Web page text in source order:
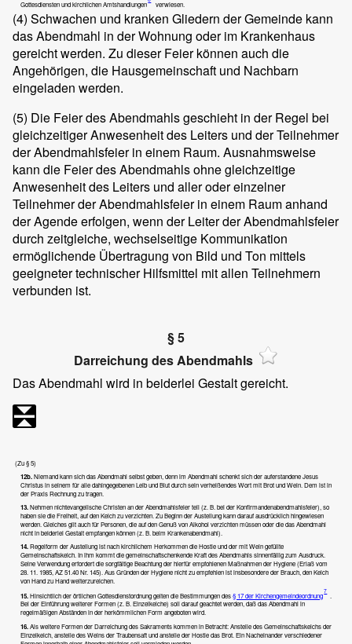
Gottesdiensten und kirchlichen Amtshandlungen verwiesen.
(4) Schwachen und kranken Gliedern der Gemeinde kann
das Abendmahl in der Wohnung oder im Krankenhaus
gereicht werden. Zu dieser Feier können auch die
Angehörigen, die Hausgemeinschaft und Nachbarn
eingeladen werden.
(5) Die Feier des Abendmahls geschieht in der Regel bei
gleichzeitiger Anwesenheit des Leiters und der Teilnehmer
der Abendmahlsfeier in einem Raum. Ausnahmsweise
kann die Feier des Abendmahls ohne gleichzeitige
Anwesenheit des Leiters und aller oder einzelner
Teilnehmer der Abendmahlsfeier in einem Raum anhand
der Agende erfolgen, wenn der Leiter der Abendmahlsfeier
durch zeitgleiche, wechselseitige Kommunikation
ermöglichende Übertragung von Bild und Ton mittels
geeigneter technischer Hilfsmittel mit allen Teilnehmern
verbunden ist.
§ 5
Darreichung des Abendmahls
Das Abendmahl wird in beiderlei Gestalt gereicht.
(Zu § 5)
12b.Niemand kann sich das Abendmahl selbst geben, denn im Abendmahl schenkt sich der auferstandene Jesus
Christus in seinem für alle dahingegebenen Leib und Blut durch sein verheißendes Wort mit Brot und Wein. Dem ist in
der Praxis Rechnung zu tragen.
13.Nehmen nichtevangelische Christen an der Abendmahlsfeier teil (z. B. bei der Konfirmandenabendmahlsfeier), so
haben sie die Freiheit, auf den Kelch zu verzichten. Zu Beginn der Austeilung kann darauf ausdrücklich hingewiesen
werden. Gleiches gilt auch für Personen, die auf den Genuß von Alkohol verzichten müssen oder die das Abendmahl
nicht in beiderlei Gestalt empfangen können (z. B. beim Krankenabendmahl).
14.Regelform der Austeilung ist nach kirchlichem Herkommen die Hostie und der mit Wein gefüllte
Gemeinschaftskelch. In ihm kommt die gemeinschaftschenkende Kraft des Abendmahls sinnenfällig zum Ausdruck.
Seine Verwendung erfordert die sorgfältige Beachtung der hierfür empfohlenen Maßnahmen der Hygiene (Erlaß vom
28. 11. 1985, AZ 51.40 Nr. 145). Aus Gründen der Hygiene nicht zu empfehlen ist insbesondere der Brauch, den Kelch
von Hand zu Hand weiterzureichen.
15.Hinsichtlich der örtlichen Gottesdienstordnung gelten die Bestimmungen des§ 17 der Kirchengemeindeordnung
7
Bei der Einführung weiterer Formen (z. B. Einzelkelche) soll darauf geachtet werden, daß das Abendmahl in
regelmäßigen Abständen in der herkömmlichen Form angeboten wird.
16.Als weitere Formen der Darreichung des Sakraments kommen in Betracht: Anstelle des Gemeinschaftskelchs der
Einzelkelch, anstelle des Weins der Traubensaft und anstelle der Hostie das Brot. Ein Nacheinander verschiedener